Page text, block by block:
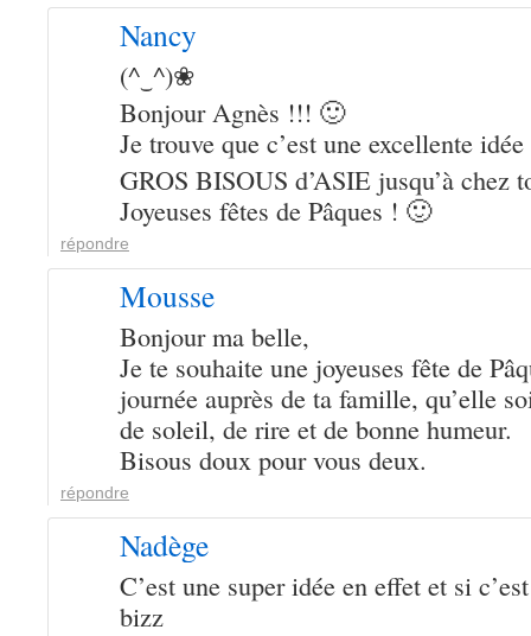
Nancy
(^‿^)❀
Bonjour Agnès !!! 🙂
Je trouve que c’est une excellente
GROS BISOUS d’ASIE jusqu’à chez
Joyeuses fêtes de Pâques ! 🙂
répondre
Mousse
Bonjour ma belle,
Je te souhaite une joyeuses fête de
journée auprès de ta famille, qu’elle
de soleil, de rire et de bonne humeur.
Bisous doux pour vous deux.
répondre
Nadège
C’est une super idée en effet et si
bizz